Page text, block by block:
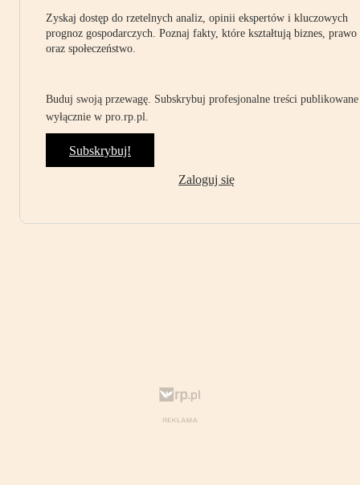
Zyskaj dostęp do rzetelnych analiz, opinii ekspertów i kluczowych
prognoz gospodarczych. Poznaj fakty, które kształtują biznes, prawo
oraz społeczeństwo.
Buduj swoją przewagę. Subskrybuj profesjonalne treści publikowane
wyłącznie w pro.rp.pl.
Subskrybuj!
Zaloguj się